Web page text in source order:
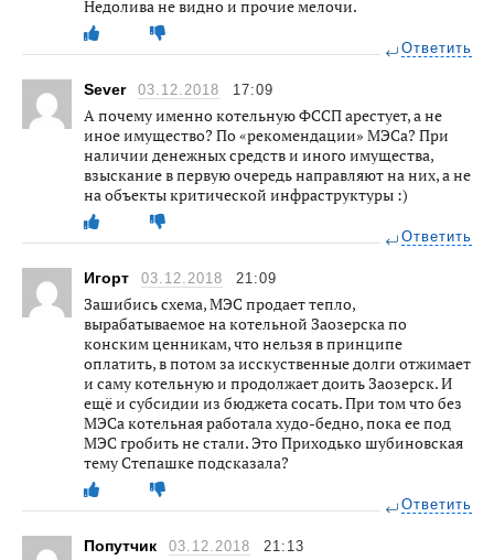
Недолива не видно и прочие мелочи.
Ответить
Sever 03.12.2018 17:09
А почему именно котельную ФССП арестует, а не
иное имущество? По «рекомендации» МЭСа? При
наличии денежных средств и иного имущества,
взыскание в первую очередь направляют на них, а не
на объекты критической инфраструктуры :)
Ответить
Игорт 03.12.2018 21:09
Зашибись схема, МЭС продает тепло,
вырабатываемое на котельной Заозерска по
конским ценникам, что нельзя в принципе
оплатить, в потом за исскуственные долги отжимает
и саму котельную и продолжает доить Заозерск. И
ещё и субсидии из бюджета сосать. При том что без
МЭСа котельная работала худо-бедно, пока ее под
МЭС гробить не стали. Это Приходько шубиновская
тему Степашке подсказала?
Ответить
Попутчик 03.12.2018 21:13